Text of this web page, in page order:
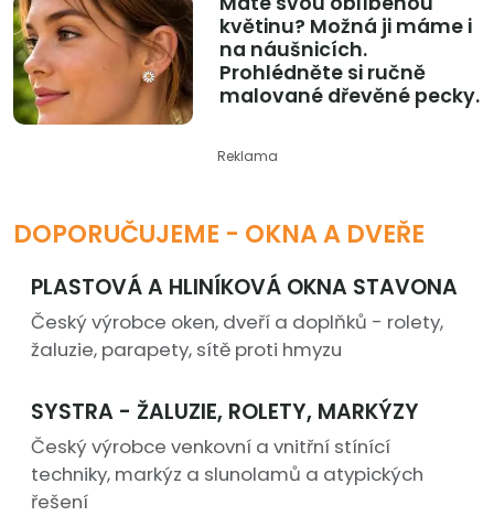
květinu? Možná ji máme i
na náušnicích.
Prohlédněte si ručně
malované dřevěné pecky.
Reklama
DOPORUČUJEME - OKNA A DVEŘE
PLASTOVÁ A HLINÍKOVÁ OKNA STAVONA
Český výrobce oken, dveří a doplňků - rolety,
žaluzie, parapety, sítě proti hmyzu
SYSTRA - ŽALUZIE, ROLETY, MARKÝZY
Český výrobce venkovní a vnitřní stínící
techniky, markýz a slunolamů a atypických
řešení